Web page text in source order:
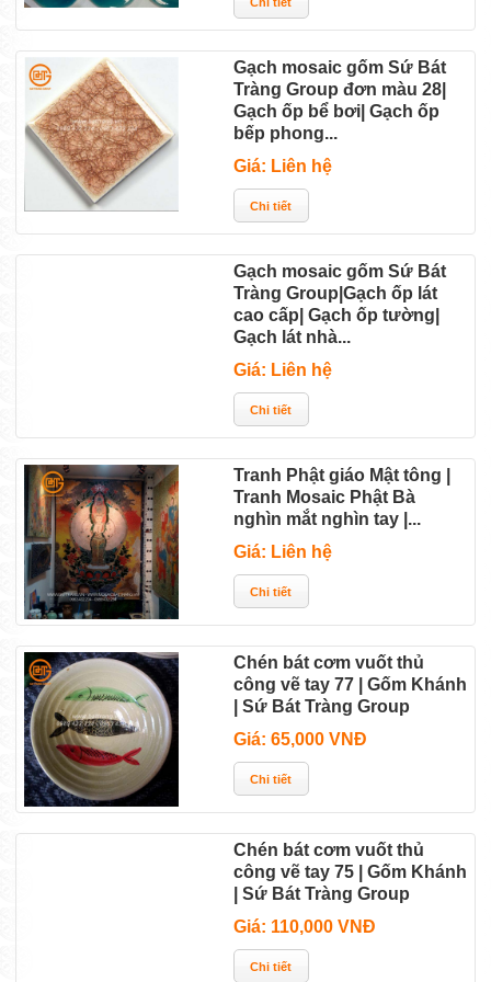
Gạch mosaic gốm Sứ Bát
Tràng Group đơn màu 28|
Gạch ốp bể bơi| Gạch ốp
bếp phong...
Giá: Liên hệ
Gạch mosaic gốm Sứ Bát
Tràng Group|Gạch ốp lát
cao cấp| Gạch ốp tường|
Gạch lát nhà...
Giá: Liên hệ
Tranh Phật giáo Mật tông |
Tranh Mosaic Phật Bà
nghìn mắt nghìn tay |...
Giá: Liên hệ
Chén bát cơm vuốt thủ
công vẽ tay 77 | Gốm Khánh
| Sứ Bát Tràng Group
Giá: 65,000 VNĐ
Chén bát cơm vuốt thủ
công vẽ tay 75 | Gốm Khánh
| Sứ Bát Tràng Group
Giá: 110,000 VNĐ